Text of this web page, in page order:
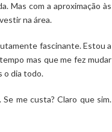
Mas com a aproximação às
na área.
fascinante. Estou a
mas que me fez mudar
o dia todo.
me custa? Claro que sim.